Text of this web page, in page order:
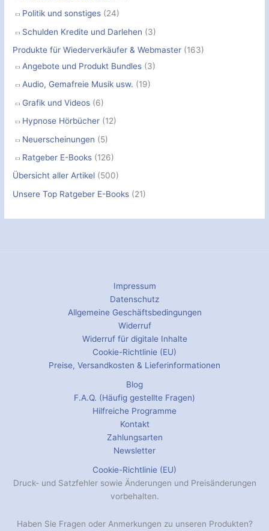
Politik und sonstiges (24)
Schulden Kredite und Darlehen (3)
Produkte für Wiederverkäufer & Webmaster (163)
Angebote und Produkt Bundles (3)
Audio, Gemafreie Musik usw. (19)
Grafik und Videos (6)
Hypnose Hörbücher (12)
Neuerscheinungen (5)
Ratgeber E-Books (126)
Übersicht aller Artikel (500)
Unsere Top Ratgeber E-Books (21)
Impressum
Datenschutz
Allgemeine Geschäftsbedingungen
Widerruf
Widerruf für digitale Inhalte
Cookie-Richtlinie (EU)
Preise, Versandkosten & Lieferinformationen
Blog
F.A.Q. (Häufig gestellte Fragen)
Hilfreiche Programme
Kontakt
Zahlungsarten
Newsletter
Cookie-Richtlinie (EU)
Druck- und Satzfehler sowie Änderungen und Preisänderungen
vorbehalten.
Haben Sie Fragen oder Anmerkungen zu unseren Produkten?